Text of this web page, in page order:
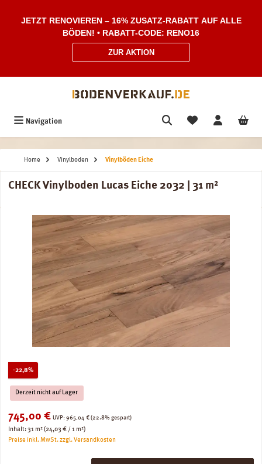
JETZT RENOVIEREN – 16% ZUSATZ-RABATT AUF ALLE
BÖDEN! • RABATT-CODE: RENO16
ZUR AKTION
Navigation
Home Vinylboden Vinylböden Eiche
CHECK Vinylboden Lucas Eiche 2032 | 31 m²
Bildergalerie überspringen
-22,8%Rabatt
Derzeit nicht auf Lager
Verkaufspreis:
745,00 € UVP: Regulärer Preis:
965,04 € (22.8% gespart)
Inhalt:31 m²(24,03 € / 1 m²)
Preise inkl. MwSt. zzgl. Versandkosten